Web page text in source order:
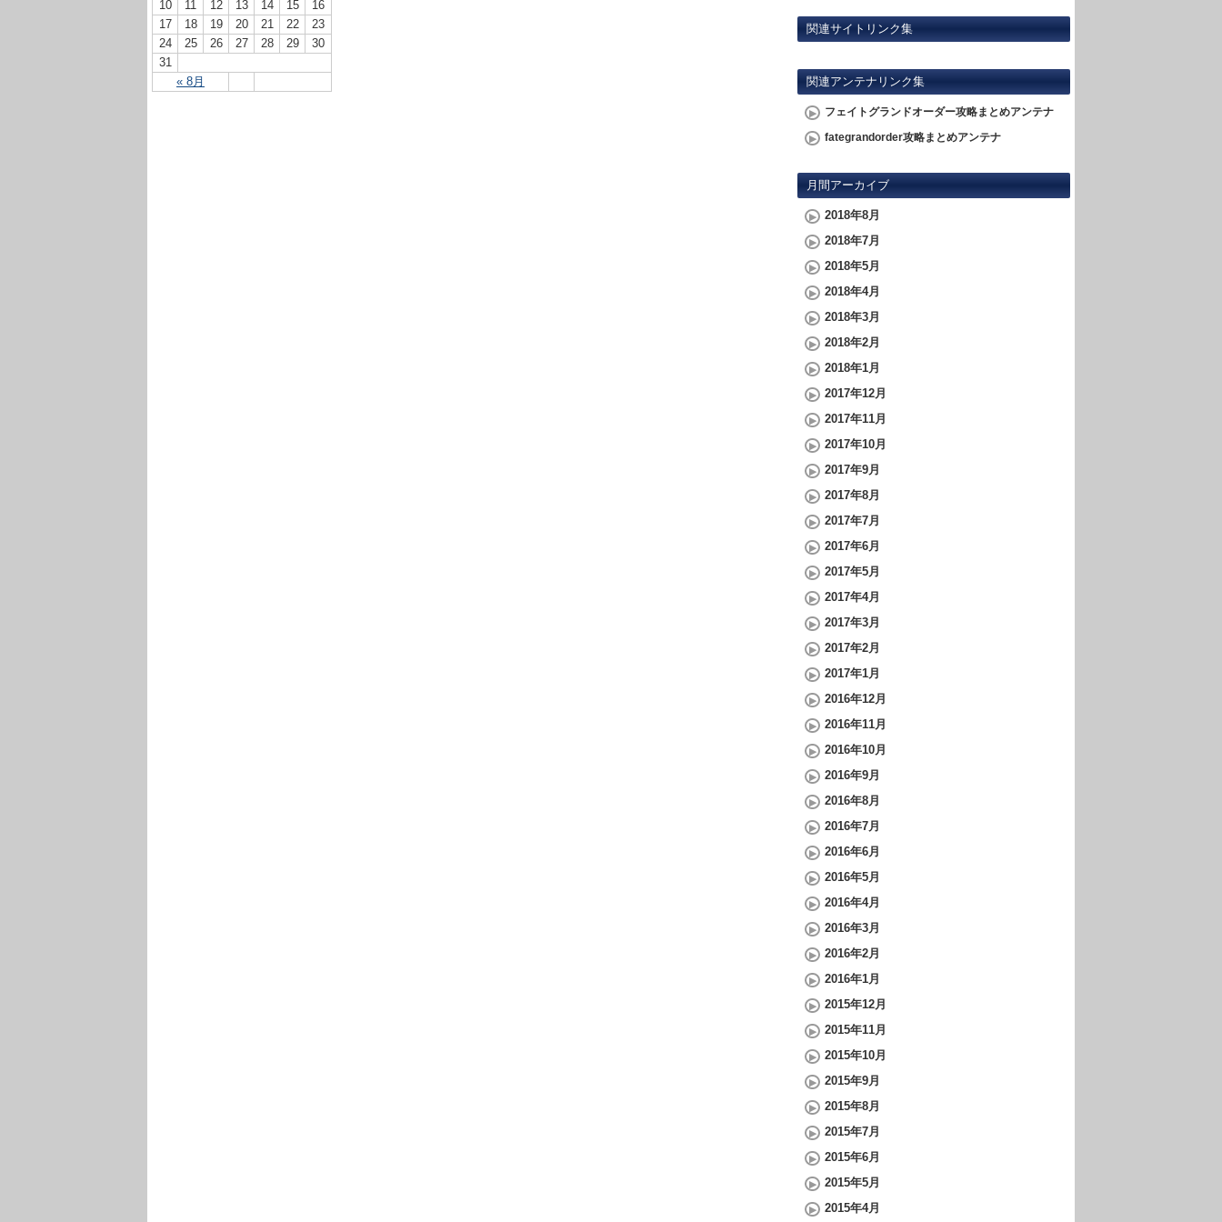
« 8月
10 11 12 13 14 15
16
17
18 19 20 21 22
23
24
25 26 27 28 29
30
31
関連サイトリンク集
関連アンテナリンク集
フェイトグランドオーダー攻略まとめアンテナ
fategrandorder攻略まとめアンテナ
月間アーカイブ
2018年8月
2018年7月
2018年5月
2018年4月
2018年3月
2018年2月
2018年1月
2017年12月
2017年11月
2017年10月
2017年9月
2017年8月
2017年7月
2017年6月
2017年5月
2017年4月
2017年3月
2017年2月
2017年1月
2016年12月
2016年11月
2016年10月
2016年9月
2016年8月
2016年7月
2016年6月
2016年5月
2016年4月
2016年3月
2016年2月
2016年1月
2015年12月
2015年11月
2015年10月
2015年9月
2015年8月
2015年7月
2015年6月
2015年5月
2015年4月